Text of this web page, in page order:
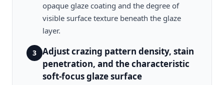
opaque glaze coating and the degree of
visible surface texture beneath the glaze
layer.
3
Adjust crazing pattern density, stain
penetration, and the characteristic
soft-focus glaze surface